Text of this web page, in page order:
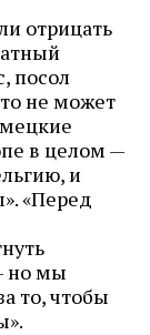
отрицать
посол
не может
в целом —
и
«Перед
но мы
то, чтобы